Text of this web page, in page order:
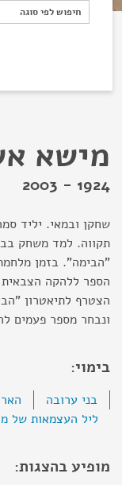
חיפוש לפי סוגה
חיפוש לפי סוגה
מישא
1924 - 2003
שחקן ובמאי. יליד
תקווה. למד משחק
"הבימה". בזמן
הספר ללהקה
ונבחר מספר פעמים
בימוי:
בני ערובה
ליל העצמאות של
מופיע בהצגות: